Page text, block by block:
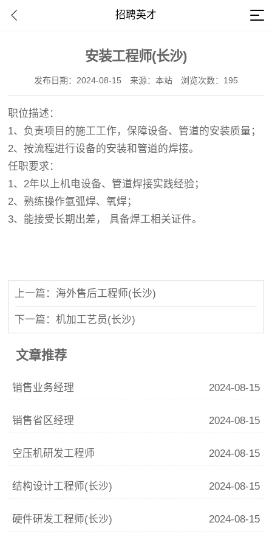
招聘英才
安装工程师(长沙)
发布日期：2024-08-15 来源：本站 浏览次数：195
职位描述：
1、负责项目的施工工作，保障设备、管道的安装质量；
2、按流程进行设备的安装和管道的焊接。
任职要求：
1、2年以上机电设备、管道焊接实践经验；
2、熟练操作氩弧焊、氧焊；
3、能接受长期出差， 具备焊工相关证件。
上一篇：海外售后工程师(长沙)
下一篇：机加工艺员(长沙)
文章推荐
销售业务经理 2024-08-15
销售省区经理 2024-08-15
空压机研发工程师 2024-08-15
结构设计工程师(长沙) 2024-08-15
硬件研发工程师(长沙) 2024-08-15